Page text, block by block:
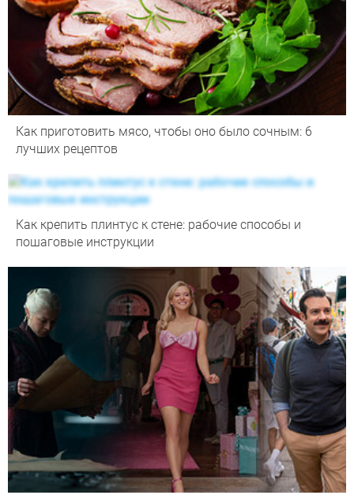
Как приготовить мясо, чтобы оно было сочным: 6
лучших рецептов
Как крепить плинтус к стене: рабочие способы и
пошаговые инструкции